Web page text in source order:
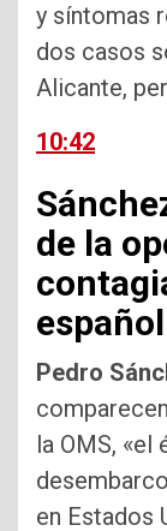
y síntomas
dos casos
Alicante,
10:42
de la
español
Pedro
la OMS,
en Estados